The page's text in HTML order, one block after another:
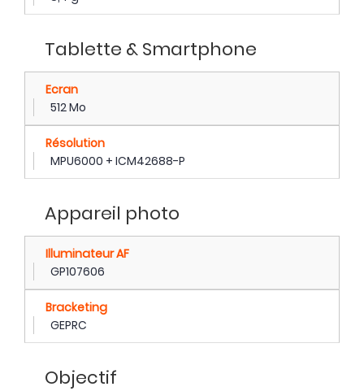
Tablette & Smartphone
Ecran
512 Mo
Résolution
MPU6000 + ICM42688-P
Appareil photo
Illuminateur AF
GP107606
Bracketing
GEPRC
Objectif